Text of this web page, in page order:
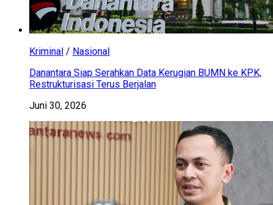
Kriminal / Nasional
Danantara Siap Serahkan Data Kerugian BUMN ke KPK,
Restrukturisasi Terus Berjalan
Juni 30, 2026